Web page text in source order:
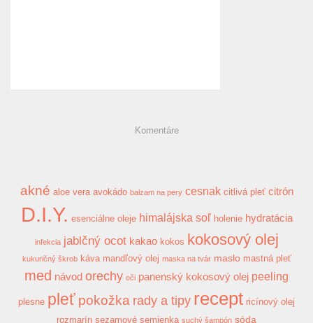
Komentáre
akné aloe vera avokádo balzam na pery cesnak citlivá pleť citrón
D.I.Y. esenciálne oleje himalájska soľ holenie hydratácia
infekcia jablčný ocot kakao kokos kokosový olej
kukuričný škrob káva mandľový olej maska na tvár maslo mastná pleť
med návod orechy oči panenský kokosový olej peeling
plesne pleť pokožka rady a tipy recept ricínový olej
rozmarín sezamové semienka suchý šampón sóda